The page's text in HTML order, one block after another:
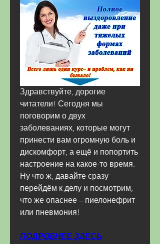
Здравствуйте, дорогие
читатели! Сегодня мы
поговорим о двух
заболеваниях, которые могут
принести вам огромную боль и
дискомфорт, а ещё и попортить
настроение на какое-то время.
Ну что ж, давайте сразу
перейдём к делу и посмотрим,
что же опаснее – пиелонефрит
или пневмония!
ПОДРОБНЕЕ ЗДЕСЬ